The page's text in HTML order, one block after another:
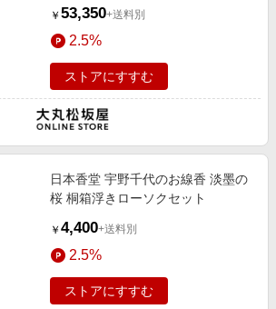
￥ 53,350+送料別
2.5%
ストアにすすむ
日本香堂 宇野千代のお線香 淡墨の
桜 桐箱浮きローソクセット
￥ 4,400+送料別
2.5%
ストアにすすむ